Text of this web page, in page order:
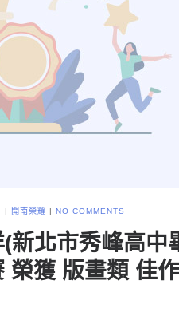
開南榮耀 NO COMMENTS
新北市秀峰高
獲 版畫類 佳